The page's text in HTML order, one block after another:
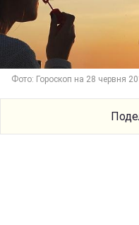
Фото: Гороскоп на 28 червня